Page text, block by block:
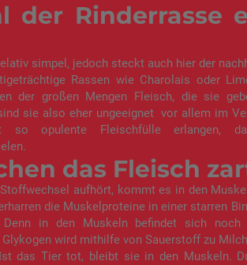
der Rinderrasse
simpel, jedoch steckt auch hier der
Rassen wie Charolais oder
der großen Mengen Fleisch, die sie
sie also eher ungeeignet  vor allem im
opulente Fleischfülle erlangen,
das Fleisch
aufhört, kommt es in den
die Muskelproteine in einer starren
in den Muskeln befindet sich noch
wird mithilfe von Sauerstoff zu
das Tier tot, bleibt sie in den Muskeln.